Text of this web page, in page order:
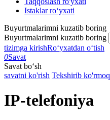
Istaklar roʻyxati
Buyurtmalarimni kuzatib boring
Buyurtmalarimni kuzatib boring
tizimga kirishRoʻyxatdan oʻtish
0Savat
Savat bo‘sh
savatni ko'rish Tekshirib ko'rmoq
IP-telefoniya